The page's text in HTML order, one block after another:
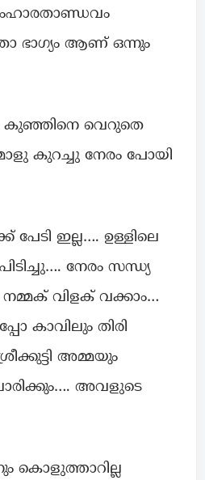
ഭാഗ്യം ആണ് ഒന്നും
കുഞ്ഞിനെ വെറുതെ
കുറച്ചു നേരം പോയി
പേടി ഇല്ല…. ഉള്ളിലെ
നേരം സന്ധ്യ
നമ്മക് വിളക് വക്കാം…
കാവിലും തിരി
അമ്മയും
അവളുടെ
കൊളുത്താറില്ല